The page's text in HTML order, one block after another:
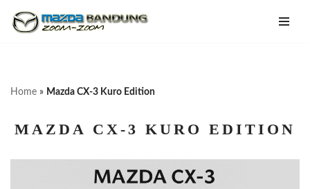
Home » Mazda CX-3 Kuro Edition
MAZDA CX-3 KURO EDITION